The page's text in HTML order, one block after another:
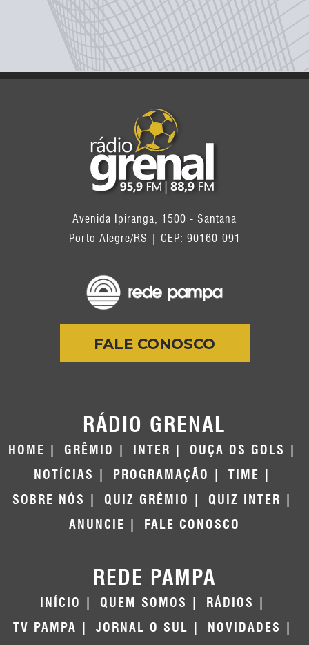
Avenida Ipiranga, 1500 - Santana
Porto Alegre/RS | CEP: 90160-091
FALE CONOSCO
RÁDIO GRENAL
HOME GRÊMIO INTER
OUÇA OS GOLS
NOTÍCIAS
PROGRAMAÇÃO
TIME
SOBRE NÓS
QUIZ GRÊMIO
QUIZ INTER
ANUNCIE
FALE CONOSCO
REDE PAMPA
INÍCIO QUEM SOMOS
RÁDIOS
TV PAMPA
JORNAL O SUL NOVIDADES